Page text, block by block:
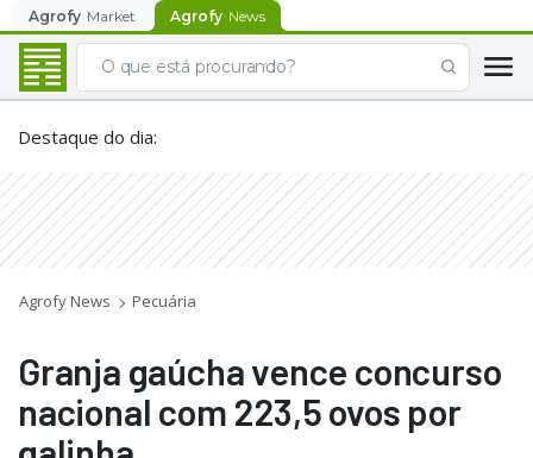
Agrofy Market Agrofy News
Destaque do dia:
Agrofy News Pecuária
Granja gaúcha vence concurso
nacional com 223,5 ovos por